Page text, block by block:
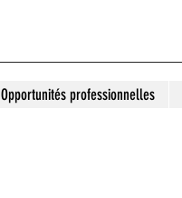
Opportunités professionnelles